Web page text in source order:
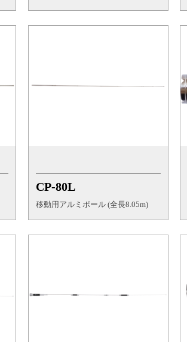
CP-80L
移動用アルミポール (全長8.05m)